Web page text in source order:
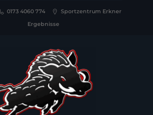
0173 4060 774
Sportzentrum Erkner
Ergebnisse